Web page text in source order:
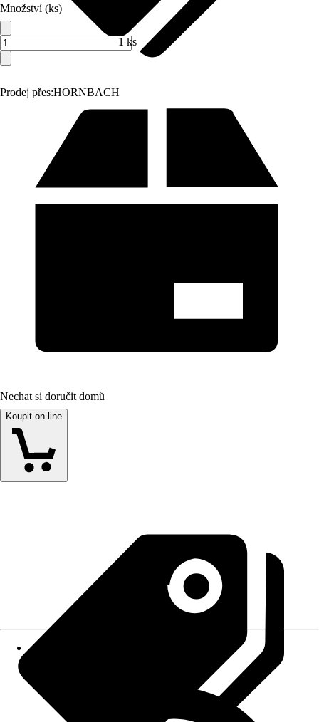
Prodej přes:HORNBACH
Množství (ks)
1 ks
Nechat si doručit domů
Koupit on-line